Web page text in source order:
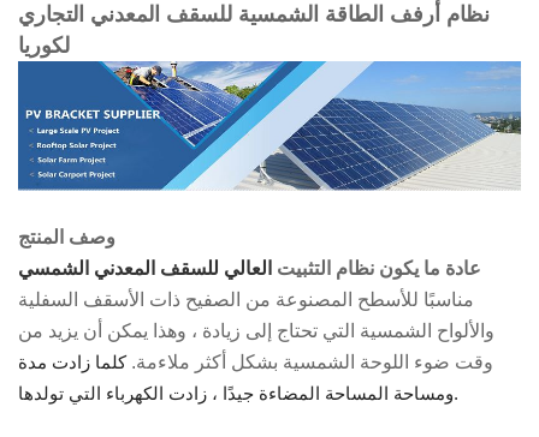
نظام أرفف الطاقة الشمسية للسقف المعدني التجاري
لكوريا
وصف المنتج
عادة ما يكون نظام التثبيت العالي للسقف المعدني الشمسي
مناسبًا للأسطح المصنوعة من الصفيح ذات الأسقف السفلية
والألواح الشمسية التي تحتاج إلى زيادة ، وهذا يمكن أن يزيد من
وقت ضوء اللوحة الشمسية بشكل أكثر ملاءمة.كلما زادت مدة
ومساحة المساحة المضاءة جيدًا ، زادت الكهرباء التي تولدها.